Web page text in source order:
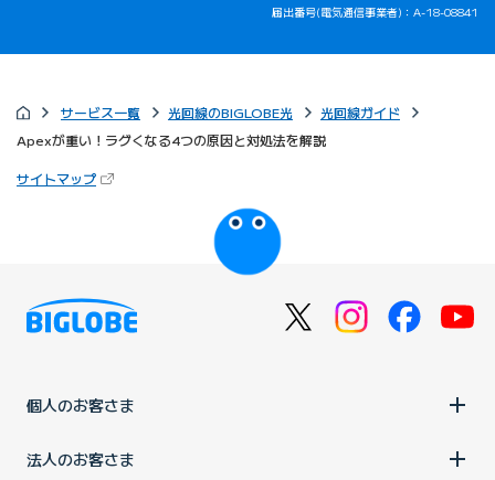
届出番号(電気通信事業者)：A-18-08841
サービス一覧 光回線のBIGLOBE光
光回線ガイド
Apexが重い！ラグくなる4つの原因と対処法を解説
サイトマップ（新しいタブで開きます）
個人のお客さま
法人のお客さま